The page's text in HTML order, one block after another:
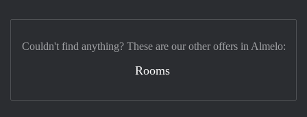
Couldn't find anything? These are our other offers in Almelo:
Rooms